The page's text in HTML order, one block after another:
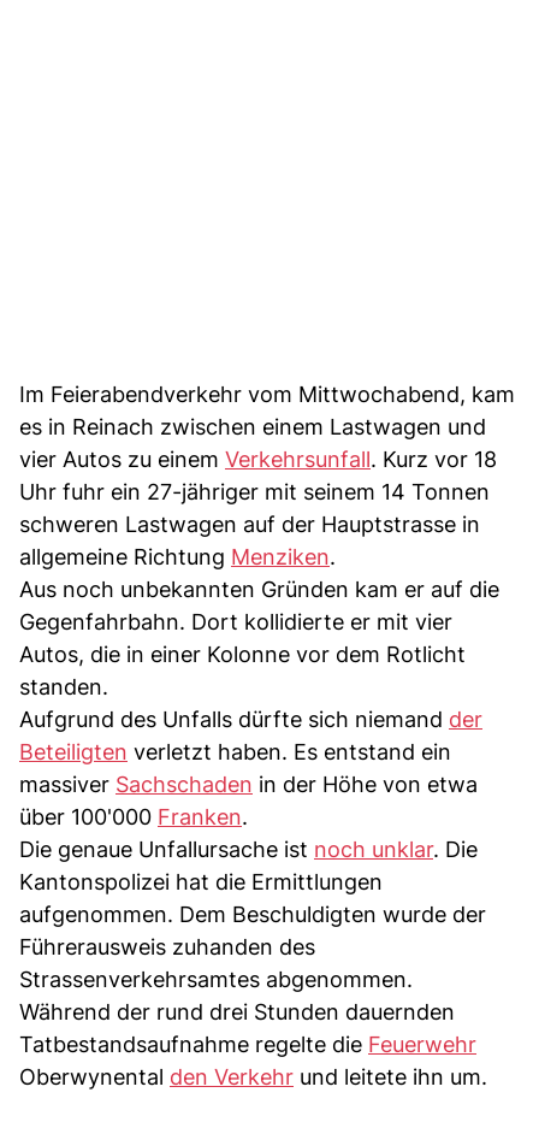
Im Feierabendverkehr vom Mittwochabend, kam
es in Reinach zwischen einem Lastwagen und
vier Autos zu einem Verkehrsunfall. Kurz vor 18
Uhr fuhr ein 27-jähriger mit seinem 14 Tonnen
schweren Lastwagen auf der Hauptstrasse in
allgemeine Richtung Menziken.
Aus noch unbekannten Gründen kam er auf die
Gegenfahrbahn. Dort kollidierte er mit vier
Autos, die in einer Kolonne vor dem Rotlicht
standen.
Aufgrund des Unfalls dürfte sich niemand der
Beteiligten verletzt haben. Es entstand ein
massiver Sachschaden in der Höhe von etwa
über 100'000 Franken.
Die genaue Unfallursache ist noch unklar. Die
Kantonspolizei hat die Ermittlungen
aufgenommen. Dem Beschuldigten wurde der
Führerausweis zuhanden des
Strassenverkehrsamtes abgenommen.
Während der rund drei Stunden dauernden
Tatbestandsaufnahme regelte die Feuerwehr
Oberwynental den Verkehr und leitete ihn um.